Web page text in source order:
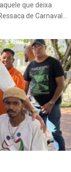
que deixa
de Carnaval…